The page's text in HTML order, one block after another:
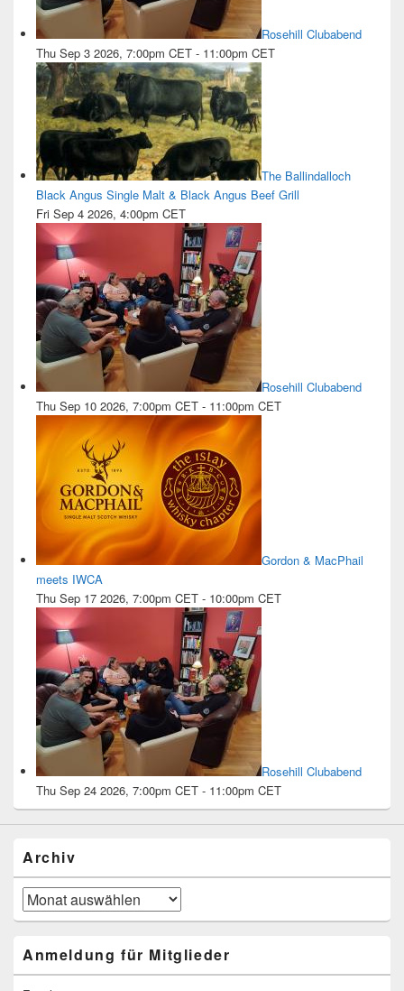
Rosehill Clubabend
Thu Sep 3 2026, 7:00pm CET - 11:00pm CET
The Ballindalloch
Black Angus Single Malt & Black Angus Beef Grill
Fri Sep 4 2026, 4:00pm CET
Rosehill Clubabend
Thu Sep 10 2026, 7:00pm CET - 11:00pm CET
Gordon & MacPhail
meets IWCA
Thu Sep 17 2026, 7:00pm CET - 10:00pm CET
Rosehill Clubabend
Thu Sep 24 2026, 7:00pm CET - 11:00pm CET
Archiv
Archiv
Anmeldung für Mitglieder